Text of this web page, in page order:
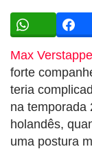
Max
forte
teria
na temporada
holandês,
uma postura